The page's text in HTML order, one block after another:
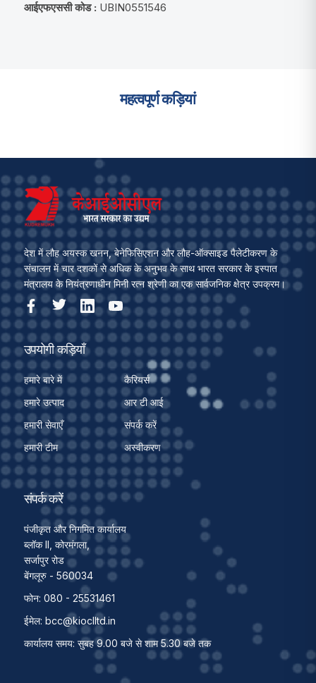
आईएफएससी कोड : UBIN0551546
महत्वपूर्ण कड़ियां
देश में लौह अयस्क खनन, बेनेफिसिएशन और लौह-ऑक्साइड पैलेटीकरण के
संचालन में चार दशकों से अधिक के अनुभव के साथ भारत सरकार के इस्पात
मंत्रालय के नियंत्रणाधीन मिनी रत्न श्रेणी का एक सार्वजनिक क्षेत्र उपक्रम।
उपयोगी कड़ियाँ
हमारे बारे में
हमारे उत्पाद
हमारी सेवाएँ
हमारी टीम
कैरियर्स
आर टी आई
संपर्क करें
अस्वीकरण
संपर्क करें
पंजीकृत और निगमित कार्यालय
ब्लॉक II, कोरमंगला,
सर्जापुर रोड
बेंगलूरु - 560034
फोन: 080 - 25531461
ईमेल: bcc@kioclltd.in
कार्यालय समय: सुबह 9.00 बजे से शाम 5.30 बजे तक